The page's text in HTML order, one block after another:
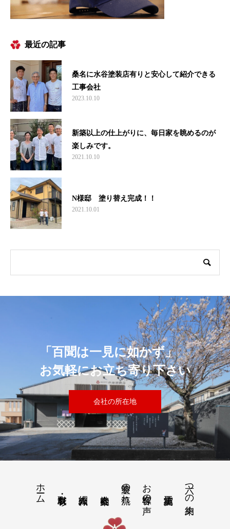
最近の記事
桑名に水谷塗装店有りと安心して紹介できる
工事会社
2023.10.10
新築以上の仕上がりに、毎日家を眺めるのが
楽しみです。
2021.10.10
N様邸 塗り替え完成！！
2021.10.01
「百聞は一見に如かず」
お気軽にお立ち寄り下さい
会社の所在地
六つの約束
お客様の声
塗装の流れ
ホーム